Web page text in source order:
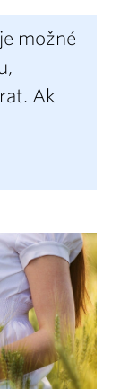
možné
Ak